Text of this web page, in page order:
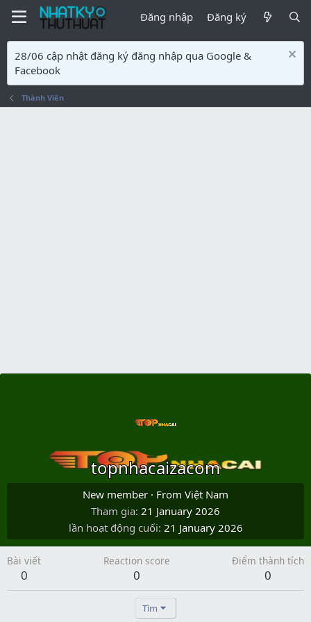
Đăng nhập Đăng ký
28/06 cập nhật đăng ký đăng nhập qua Google &
Facebook
Thành Viên
topnhacaizacom
New member · From Việt Nam
Tham gia 21 January 2026
lần hoạt động cuối 21 January 2026
Bài viết
0
Reaction score
0
Điểm thành tích
0
Tìm